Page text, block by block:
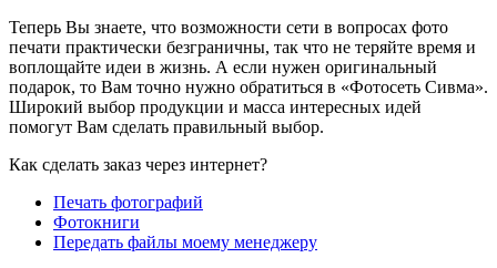
Теперь Вы знаете, что возможности сети в вопросах фото
печати практически безграничны, так что не теряйте время и
воплощайте идеи в жизнь. А если нужен оригинальный
подарок, то Вам точно нужно обратиться в «Фотосеть Сивма».
Широкий выбор продукции и масса интересных идей
помогут Вам сделать правильный выбор.
Как сделать заказ через интернет?
Печать фотографий
Фотокниги
Передать файлы моему менеджеру